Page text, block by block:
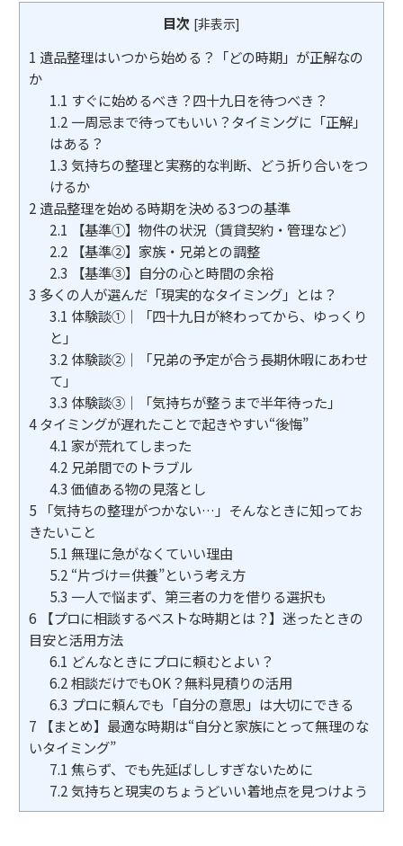
目次 [非表示]
1 遺品整理はいつから始める？「どの時期」が正解なの
か
1.1 すぐに始めるべき？四十九日を待つべき？
1.2 一周忌まで待ってもいい？タイミングに「正解」
はある？
1.3 気持ちの整理と実務的な判断、どう折り合いをつ
けるか
2 遺品整理を始める時期を決める3つの基準
2.1 【基準①】物件の状況（賃貸契約・管理など）
2.2 【基準②】家族・兄弟との調整
2.3 【基準③】自分の心と時間の余裕
3 多くの人が選んだ「現実的なタイミング」とは？
3.1 体験談①｜「四十九日が終わってから、ゆっくり
と」
3.2 体験談②｜「兄弟の予定が合う長期休暇にあわせ
て」
3.3 体験談③｜「気持ちが整うまで半年待った」
4タイミングが遅れたことで起きやすい“後悔”
4.1 家が荒れてしまった
4.2 兄弟間でのトラブル
4.3 価値ある物の見落とし
5 「気持ちの整理がつかない…」そんなときに知ってお
きたいこと
5.1 無理に急がなくていい理由
5.2 “片づけ＝供養”という考え方
5.3 一人で悩まず、第三者の力を借りる選択も
6 【プロに相談するベストな時期とは？】迷ったときの
目安と活用方法
6.1 どんなときにプロに頼むとよい？
6.2相談だけでもOK？無料見積りの活用
6.3 プロに頼んでも「自分の意思」は大切にできる
7 【まとめ】最適な時期は“自分と家族にとって無理のな
いタイミング”
7.1 焦らず、でも先延ばししすぎないために
7.2気持ちと現実のちょうどいい着地点を見つけよう